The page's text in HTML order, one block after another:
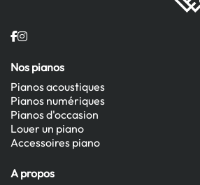
Nos pianos
Pianos acoustiques
Pianos numériques
Pianos d'occasion
Louer un piano
Accessoires piano
A propos